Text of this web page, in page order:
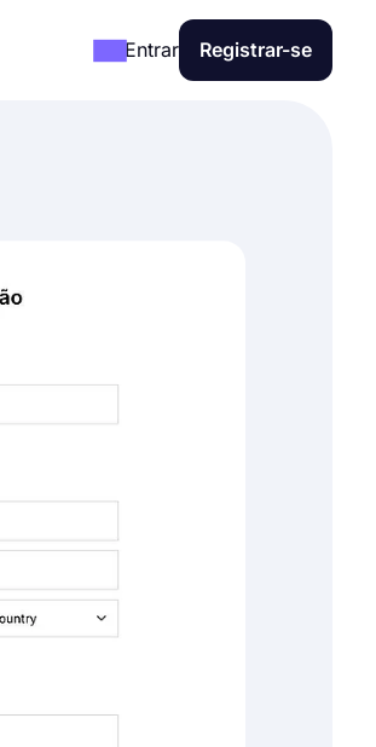
Entrar Registrar-se